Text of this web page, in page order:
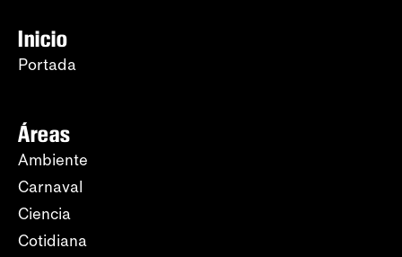
Inicio
Portada
Áreas
Ambiente
Carnaval
Ciencia
Cotidiana